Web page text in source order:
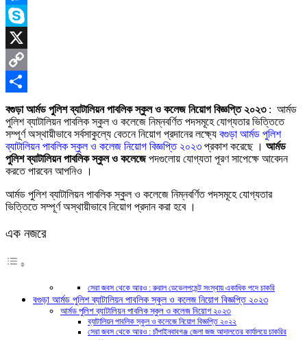
Messenger
Skype
X
Copy
Link
Share
বগুড়া আর্মড পুলিশ ব্যাটালিয়ন পাবলিক স্কুল ও কলেজ নিয়োগ বিজ্ঞপ্তি ২০২৩: আর্মড
পুলিশ ব্যাটালিয়ন পাবলিক স্কুল ও কলেজে নিম্নবর্ণিত পদসমূহে যােগ্যতার ভিত্তিতে
সম্পূর্ণ অস্থায়ীভাবে সর্বসাকুল্যে বেতনে নিয়ােগ প্রদানের লক্ষ্যে বগুড়া আর্মড পুলিশ
ব্যাটালিয়ন পাবলিক স্কুল ও কলেজ নিয়োগ বিজ্ঞপ্তি ২০২৩ প্রকাশ করেছে । আর্মড
পুলিশ ব্যাটালিয়ন পাবলিক স্কুল ও কলেজেপদগুলোয় যোগ্যতা পূরণ সাপেক্ষে আবেদন
করতে পারবেন আপনিও ।
আর্মড পুলিশ ব্যাটালিয়ন পাবলিক স্কুল ও কলেজে নিম্নবর্ণিত পদসমূহে যোগ্যতার
ভিত্তিতে সম্পূর্ণ অস্থায়ীভাবে নিয়োগ প্রদান করা হবে ।
এক নজরে
সেরা জবস থেকে আরও : রুরাল ডেভেলপমেন্ট সংস্থায় একাধিক পদে চাকরি
বগুড়া আর্মড পুলিশ ব্যাটালিয়ন পাবলিক স্কুল ও কলেজ নিয়োগ বিজ্ঞপ্তি ২০২৩
আর্মড পুলিশ ব্যাটালিয়ন পাবলিক স্কুল ও কলেজ নিয়োগ ২০২৩
ব্যাটালিয়ন পাবলিক স্কুল ও কলেজে নিয়োগ বিজ্ঞপ্তি ২০২২
সেরা জবস থেকে আরও : চাঁপাইনবাবগঞ্জ জেলা জজ আদালতের কার্যালয়ে চাকরির